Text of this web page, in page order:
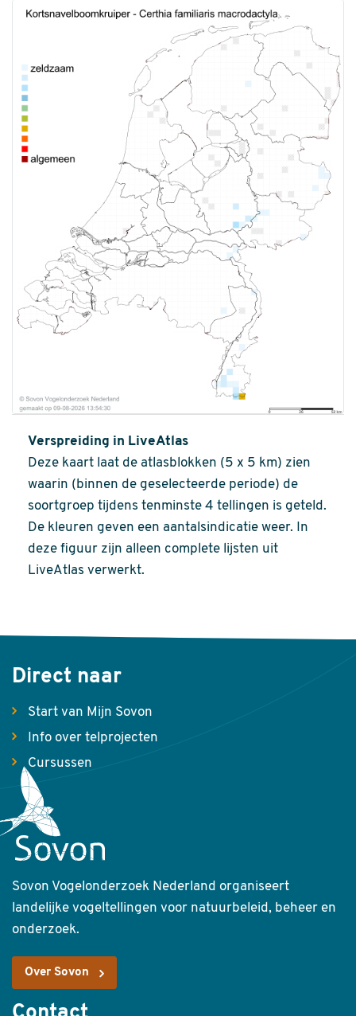
Verspreiding in LiveAtlas
Deze kaart laat de atlasblokken (5 x 5 km) zien
waarin (binnen de geselecteerde periode) de
soortgroep tijdens tenminste 4 tellingen is geteld.
De kleuren geven een aantalsindicatie weer. In
deze figuur zijn alleen complete lijsten uit
LiveAtlas verwerkt.
Direct naar
Start van Mijn Sovon
Info over telprojecten
Cursussen
Sovon Vogelonderzoek Nederland organiseert
landelijke vogeltellingen voor natuurbeleid, beheer en
onderzoek.
Over Sovon